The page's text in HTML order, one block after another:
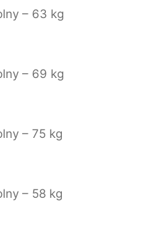
– 63 kg
– 69 kg
– 75 kg
– 58 kg